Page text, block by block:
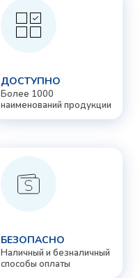
ДОСТУПНО
Более 1000
наименований продукции
БЕЗОПАСНО
Наличный и безналичный
способы оплаты